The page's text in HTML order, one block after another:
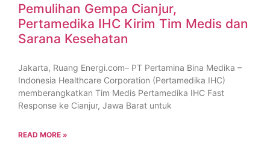
Pemulihan Gempa Cianjur,
Pertamedika IHC Kirim Tim Medis dan
Sarana Kesehatan
Jakarta, Ruang Energi.com– PT Pertamina Bina Medika –
Indonesia Healthcare Corporation (Pertamedika IHC)
memberangkatkan Tim Medis Pertamedika IHC Fast
Response ke Cianjur, Jawa Barat untuk
READ MORE »